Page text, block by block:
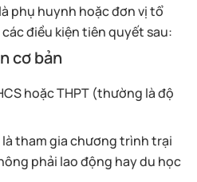
phụ huynh hoặc đơn vị tổ
điều kiện tiên quyết sau:
cơ bản
hoặc THPT (thường là độ
tham gia chương trình trại
phải lao động hay du học